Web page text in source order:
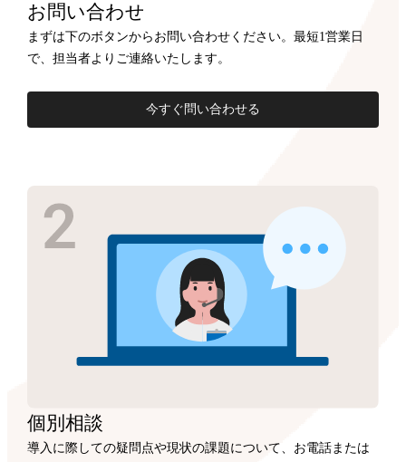
お問い合わせ
まずは下のボタンからお問い合わせください。最短1営業日
で、担当者よりご連絡いたします。
今すぐ問い合わせる
個別相談
導入に際しての疑問点や現状の課題について、お電話または